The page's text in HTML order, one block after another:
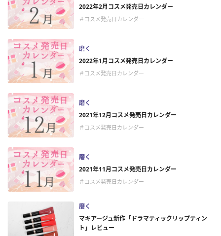
2022年2月コスメ発売日カレンダー
＃コスメ発売日カレンダー
磨く
2022年1月コスメ発売日カレンダー
＃コスメ発売日カレンダー
磨く
2021年12月コスメ発売日カレンダー
＃コスメ発売日カレンダー
磨く
2021年11月コスメ発売日カレンダー
＃コスメ発売日カレンダー
磨く
マキアージュ新作「ドラマティックリップティン
ト」レビュー